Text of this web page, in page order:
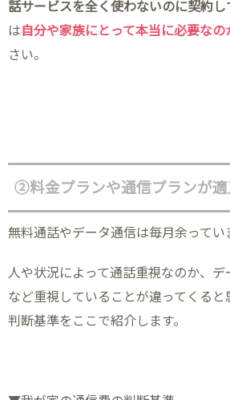
話サービスを全く使わないのに契約し
は自分や家族にとって本当に必要なの
さい。
②料金プランや通信プランが適
無料通話やデータ通信は毎月余ってい
人や状況によって通話重視なのか、
など重視していることが違ってくると
判断基準をここで紹介します。